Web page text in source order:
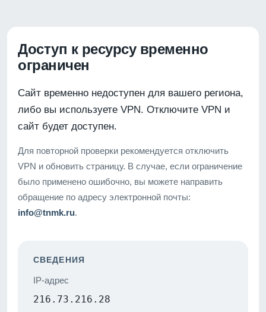
Доступ к ресурсу временно
ограничен
Сайт временно недоступен для вашего региона,
либо вы используете VPN. Отключите VPN и
сайт будет доступен.
Для повторной проверки рекомендуется отключить
VPN и обновить страницу. В случае, если ограничение
было применено ошибочно, вы можете направить
обращение по адресу электронной почты:
info@tnmk.ru.
СВЕДЕНИЯ
IP-адрес
216.73.216.28